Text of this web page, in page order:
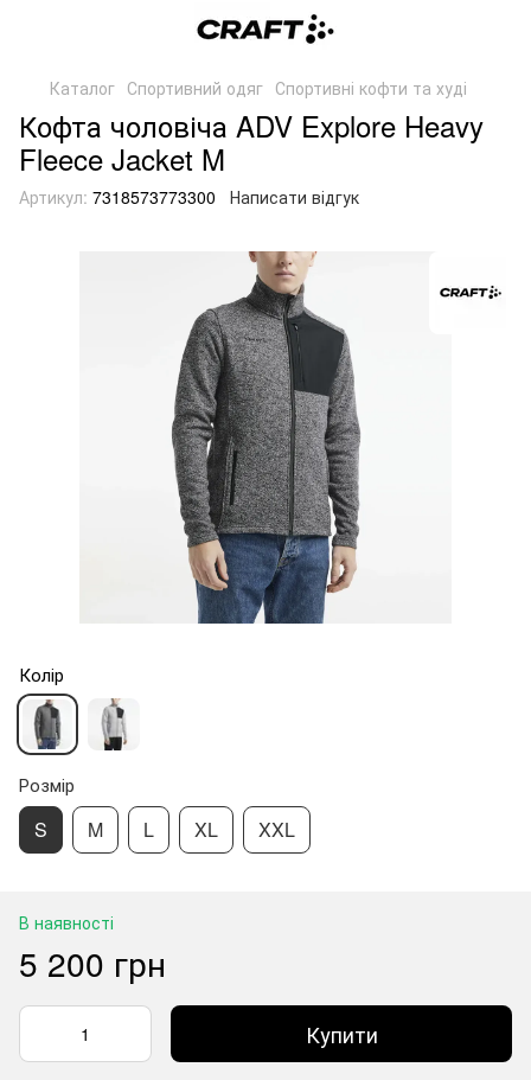
Каталог Спортивний одяг Спортивні кофти та худі
Кофта чоловіча ADV Explore Heavy
Fleece Jacket M
Артикул: 7318573773300 Написати відгук
Колір
Розмір
S M L XL XXL
В наявності
5 200 грн
Купити